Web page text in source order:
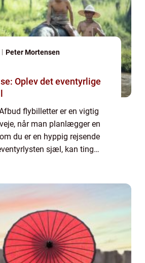
Peter Mortensen
Oplev det eventyrlige
flybilletter er en vigtig
når man planlægger en
du er en hyppig rejsende
sjæl, kan ting